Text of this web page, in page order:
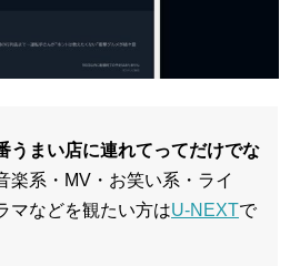
うまい店に連れてってだけでな
楽系・MV・お笑い系・ライ
マなどを観たい方はU-NEXTで